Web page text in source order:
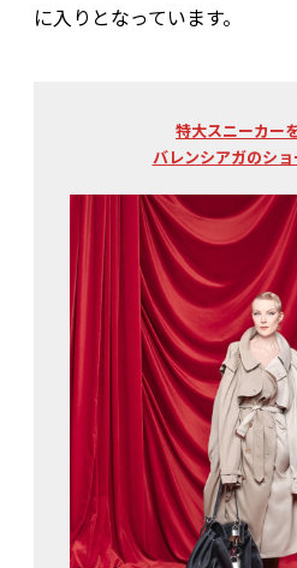
に入りとなっています。
特大スニーカー
バレンシアガのショ